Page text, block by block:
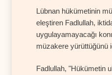
Lübnan hükümetinin
eleştiren Fadlullah,
uygulayamayacağı
müzakere yürüttüğünü
Fadlullah, "Hükümetin